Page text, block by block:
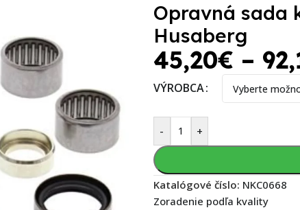
Opravná sada
Husaberg
45,20€ –
VÝROBCA
- +
Katalógové číslo: NKC0668
Zoradenie podľa kvality